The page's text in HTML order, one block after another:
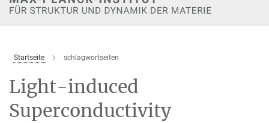
Startseite schlagwortseiten
Light-induced
Superconductivity